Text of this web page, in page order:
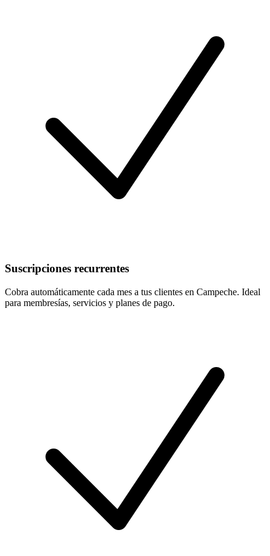
Suscripciones recurrentes
Cobra automáticamente cada mes a tus clientes en Campeche. Ideal
para membresías, servicios y planes de pago.